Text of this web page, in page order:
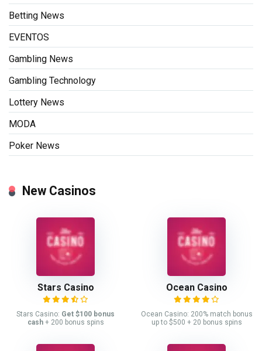
Betting News
EVENTOS
Gambling News
Gambling Technology
Lottery News
MODA
Poker News
New Casinos
Stars Casino
Stars Casino: Get $100 bonus
cash+ 200 bonus spins
Ocean Casino
Ocean Casino: 200% match bonus
up to $500 + 20 bonus spins